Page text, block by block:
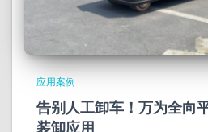
应用案例
告别人工卸车！万为全向
装卸应用